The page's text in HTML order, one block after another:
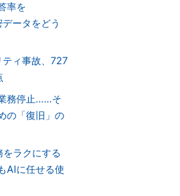
率を
ータをどう
ィ事故、727
務停止……そ
の「復旧」の
をラクにする
AIに任せる使